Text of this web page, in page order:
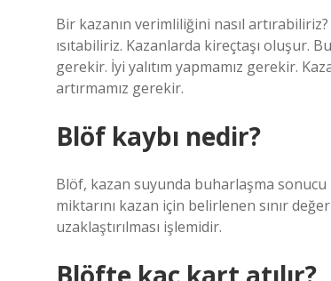
Bir kazanın verimliliğini nasıl
ısıtabiliriz. Kazanlarda kireçtaşı oluşur.
gerekir. İyi yalıtım yapmamız gerekir.
artırmamız gerekir.
Blöf kaybı nedir?
Blöf, kazan suyunda buharlaşma
miktarını kazan için belirlenen sınır
uzaklaştırılması işlemidir.